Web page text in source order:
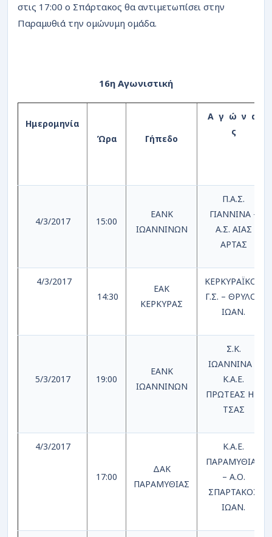
στις 17:00 ο Σπάρτακος θα αντιμετωπίσει στην
Παραμυθιά την ομώνυμη ομάδα.
16η Αγωνιστική
Ημερομηνία
Ώρα
Γήπεδο
Α γ ώ ν α
ς
4/3/2017 15:00
ΕΑΝΚ
ΙΩΑΝΝΙΝΩΝ
Π.Α.Σ.
ΓΙΑΝΝΙΝΑ –
Α.Σ. ΑΙΑΣ
ΑΡΤΑΣ
4/3/2017
14:30
ΕΑΚ
ΚΕΡΚΥΡΑΣ
ΚΕΡΚΥΡΑΪΚΟΣ
Γ.Σ. – ΘΡΥΛΟΣ
ΙΩΑΝ.
5/3/2017 19:00
ΕΑΝΚ
ΙΩΑΝΝΙΝΩΝ
Σ.Κ.
ΙΩΑΝΝΙΝΑ –
Κ.Α.Ε.
ΠΡΩΤΕΑΣ ΗΓ/
ΤΣΑΣ
4/3/2017
17:00
ΔΑΚ
ΠΑΡΑΜΥΘΙΑΣ
Κ.Α.Ε.
ΠΑΡΑΜΥΘΙΑΣ
– Α.Ο.
ΣΠΑΡΤΑΚΟΣ
ΙΩΑΝ.